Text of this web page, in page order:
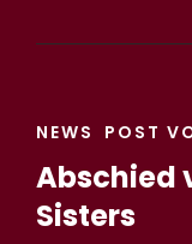
CAT
NEWS POST
Abschied
Sisters